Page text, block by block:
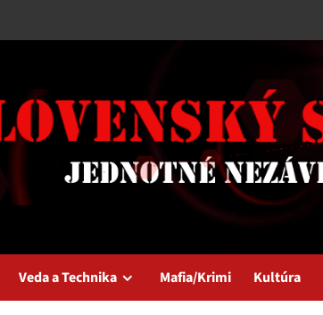
Veda a Technika Mafia/Krimi Kultúra